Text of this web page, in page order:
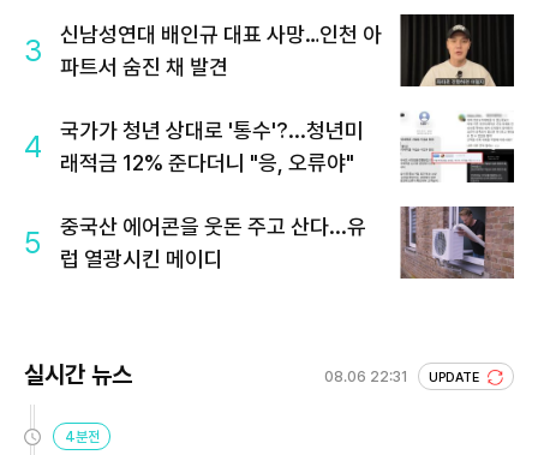
3
신남성연대 배인규 대표 사망…인천 아
파트서 숨진 채 발견
4
국가가 청년 상대로 '통수'?...청년미
래적금 12% 준다더니 "응, 오류야"
5
중국산 에어콘을 웃돈 주고 산다...유
럽 열광시킨 메이디
실시간 뉴스 08.06 22:31 UPDATE
4분전